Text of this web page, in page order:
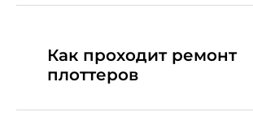
Как проходит ремонт
плоттеров